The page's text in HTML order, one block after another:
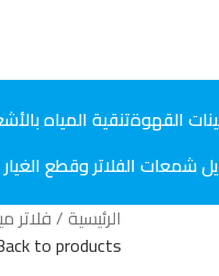
القهوةتنقية المياه
شمعات الفلاتر وقطع الغيار
الرئيسية فلاتر
to products